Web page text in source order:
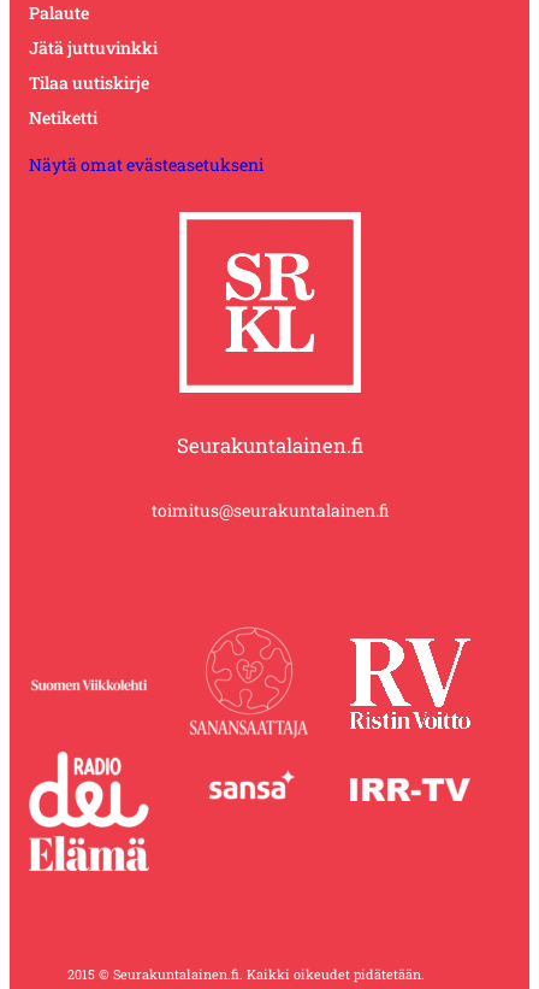
Palaute
Jätä juttuvinkki
Tilaa uutiskirje
Netiketti
Näytä omat evästeasetukseni
Seurakuntalainen.fi
toimitus@seurakuntalainen.fi
2015 © Seurakuntalainen.fi. Kaikki oikeudet pidätetään.